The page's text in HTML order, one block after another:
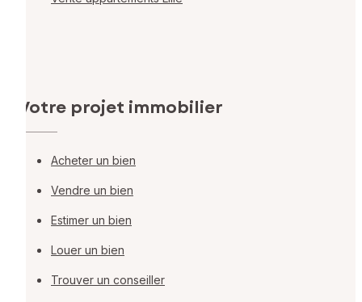
Votre projet immobilier
Acheter un bien
Vendre un bien
Estimer un bien
Louer un bien
Trouver un conseiller